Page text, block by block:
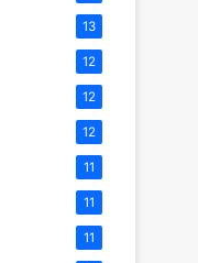
13
12
12
12
11
11
11